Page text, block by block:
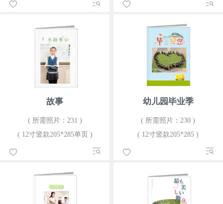
故事
( 所需照片：231 )
( 12寸竖款205*285单页 )
幼儿园毕业季
( 所需照片：230 )
( 12寸竖款205*285 )